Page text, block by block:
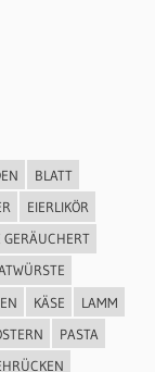
BLATT
EIERLIKÖR
GERÄUCHERT
KÄSE
LAMM
PASTA